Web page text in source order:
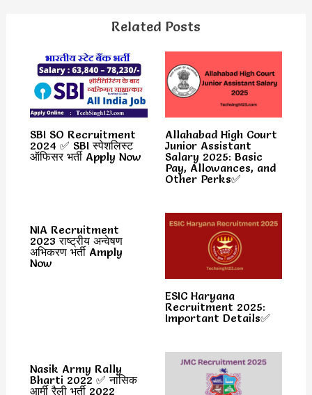
Related Posts
SBI SO Recruitment
2024 ✅ SBI स्पेशलिस्ट
ऑफिसर भर्ती Apply Now
Allahabad High Court
Junior Assistant
Salary 2025: Basic
Pay, Allowances, and
Other Perks✅
NIA Recruitment
2023 राष्ट्रीय अन्वेषण
अभिकरण भर्ती Amply
Now
ESIC Haryana
Recruitment 2025:
Important Details✅
Nasik Army Rally
Bharti 2022 ✅ नासिक
आर्मी रैली भर्ती 2022